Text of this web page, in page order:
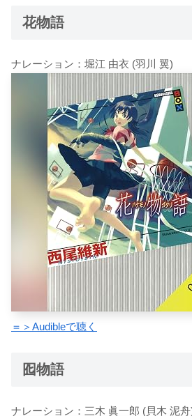
花物語
ナレーション：堀江 由衣 (羽川 翼)
＝＞Audibleで聴く
囮物語
ナレーション：三木 眞一郎 (貝木 泥舟